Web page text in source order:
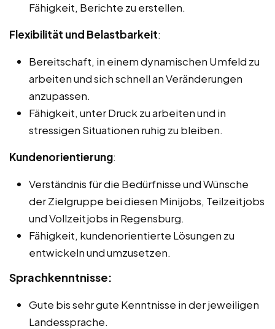
Fähigkeit, Berichte zu erstellen.
Flexibilität und Belastbarkeit:
Bereitschaft, in einem dynamischen Umfeld zu
arbeiten und sich schnell an Veränderungen
anzupassen.
Fähigkeit, unter Druck zu arbeiten und in
stressigen Situationen ruhig zu bleiben.
Kundenorientierung:
Verständnis für die Bedürfnisse und Wünsche
der Zielgruppe bei diesen Minijobs, Teilzeitjobs
und Vollzeitjobs in Regensburg.
Fähigkeit, kundenorientierte Lösungen zu
entwickeln und umzusetzen.
Sprachkenntnisse:
Gute bis sehr gute Kenntnisse in der jeweiligen
Landessprache.